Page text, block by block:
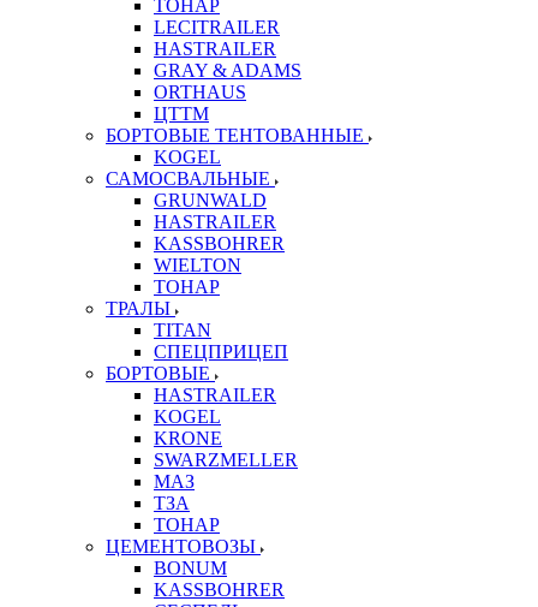
ТОНАР
LECITRAILER
HASTRAILER
GRAY & ADAMS
ORTHAUS
ЦТТМ
БОРТОВЫЕ ТЕНТОВАННЫЕ
KOGEL
САМОСВАЛЬНЫЕ
GRUNWALD
HASTRAILER
KASSBOHRER
WIELTON
ТОНАР
ТРАЛЫ
TITAN
СПЕЦПРИЦЕП
БОРТОВЫЕ
HASTRAILER
KOGEL
KRONE
SWARZMELLER
МАЗ
ТЗА
ТОНАР
ЦЕМЕНТОВОЗЫ
BONUM
KASSBOHRER